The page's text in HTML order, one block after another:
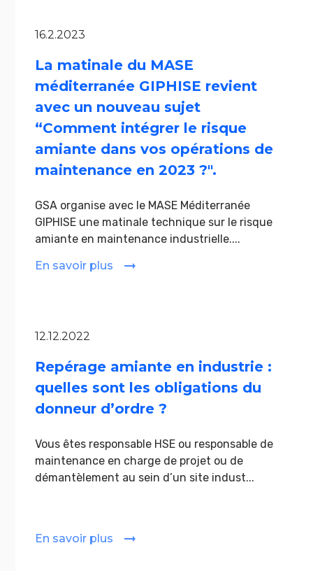
16.2.2023
La matinale du MASE
méditerranée GIPHISE revient
avec un nouveau sujet
“Comment intégrer le risque
amiante dans vos opérations de
maintenance en 2023 ?".
GSA organise avec le MASE Méditerranée
GIPHISE une matinale technique sur le risque
amiante en maintenance industrielle....
En savoir plus
12.12.2022
Repérage amiante en industrie :
quelles sont les obligations du
donneur d’ordre ?
Vous êtes responsable HSE ou responsable de
maintenance en charge de projet ou de
démantèlement au sein d’un site indust...
En savoir plus